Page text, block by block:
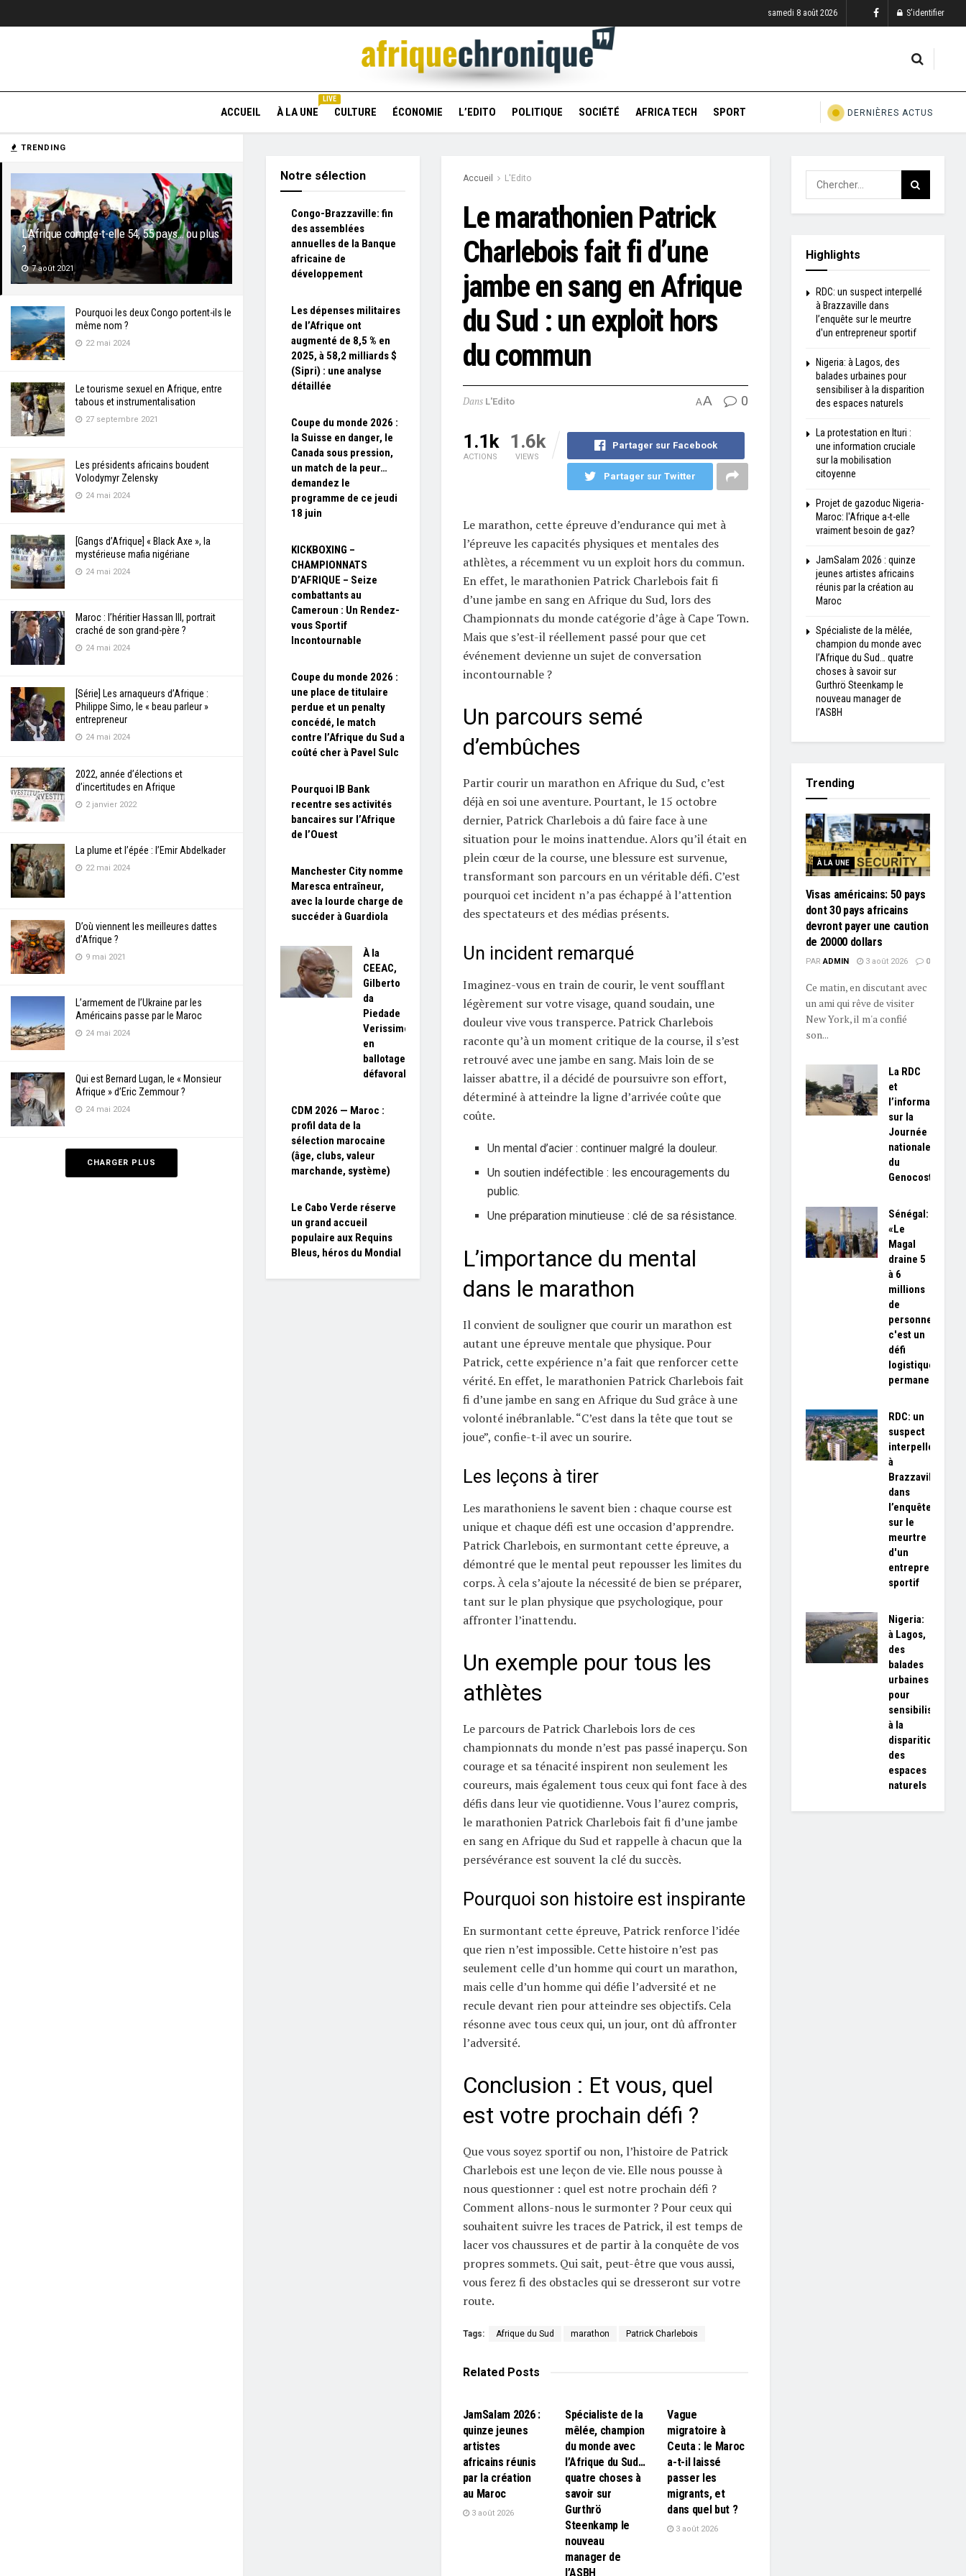
TRENDING
L’Afrique compte-t-elle 54, 55 pays… ou plus
?
7 août 2021
Pourquoi les deux Congo portent-ils le
même nom ?
22 mai 2024
Le tourisme sexuel en Afrique, entre
tabous et instrumentalisation
27 septembre 2021
Les présidents africains boudent
Volodymyr Zelensky
24 mai 2024
[Gangs d’Afrique] « Black Axe », la
mystérieuse mafia nigériane
24 mai 2024
Maroc : l’héritier Hassan III, portrait
craché de son grand-père ?
24 mai 2024
[Série] Les arnaqueurs d’Afrique :
Philippe Simo, le « beau parleur »
entrepreneur
24 mai 2024
2022, année d’élections et
d’incertitudes en Afrique
2 janvier 2022
La plume et l’épée : l’Emir Abdelkader
22 mai 2024
D’où viennent les meilleures dattes
d’Afrique ?
9 mai 2021
L’armement de l’Ukraine par les
Américains passe par le Maroc
24 mai 2024
Qui est Bernard Lugan, le « Monsieur
Afrique » d’Eric Zemmour ?
24 mai 2024
CHARGER PLUS
samedi 8 août 2026 S'identifier
ACCUEIL À LA UNE
LIVE
CULTURE ÉCONOMIE L’EDITO POLITIQUE SOCIÉTÉ AFRICA TECH SPORT DERNIÈRES ACTUS
Accueil L'Edito
Le marathonien Patrick
Charlebois fait fi d’une
jambe en sang en Afrique
du Sud : un exploit hors
du commun
Dans L'Edito AA 0
1.1k
ACTIONS
1.6k
VIEWS
Partager sur Facebook
Partager sur Twitter
Le marathon, cette épreuve d’endurance qui met à
l’épreuve les capacités physiques et mentales des
athlètes, a récemment vu un exploit hors du commun.
En effet, le marathonien Patrick Charlebois fait fi
d’une jambe en sang en Afrique du Sud, lors des
Championnats du monde catégorie d’âge à Cape Town.
Mais que s’est-il réellement passé pour que cet
événement devienne un sujet de conversation
incontournable ?
Un parcours semé
d’embûches
Partir courir un marathon en Afrique du Sud, c’est
déjà en soi une aventure. Pourtant, le 15 octobre
dernier, Patrick Charlebois a dû faire face à une
situation pour le moins inattendue. Alors qu’il était en
plein cœur de la course, une blessure est survenue,
transformant son parcours en un véritable défi. C’est
pourquoi cet incident n’a pas échappé à l’attention
des spectateurs et des médias présents.
Un incident remarqué
Imaginez-vous en train de courir, le vent soufflant
légèrement sur votre visage, quand soudain, une
douleur vive vous transperce. Patrick Charlebois
raconte qu’à un moment critique de la course, il s’est
retrouvé avec une jambe en sang. Mais loin de se
laisser abattre, il a décidé de poursuivre son effort,
déterminé à atteindre la ligne d’arrivée coûte que
coûte.
Un mental d’acier : continuer malgré la douleur.
Un soutien indéfectible : les encouragements du
public.
Une préparation minutieuse : clé de sa résistance.
L’importance du mental
dans le marathon
Il convient de souligner que courir un marathon est
autant une épreuve mentale que physique. Pour
Patrick, cette expérience n’a fait que renforcer cette
vérité. En effet, le marathonien Patrick Charlebois fait
fi d’une jambe en sang en Afrique du Sud grâce à une
volonté inébranlable. “C’est dans la tête que tout se
joue”, confie-t-il avec un sourire.
Les leçons à tirer
Les marathoniens le savent bien : chaque course est
unique et chaque défi est une occasion d’apprendre.
Patrick Charlebois, en surmontant cette épreuve, a
démontré que le mental peut repousser les limites du
corps. À cela s’ajoute la nécessité de bien se préparer,
tant sur le plan physique que psychologique, pour
affronter l’inattendu.
Un exemple pour tous les
athlètes
Le parcours de Patrick Charlebois lors de ces
championnats du monde n’est pas passé inaperçu. Son
courage et sa ténacité inspirent non seulement les
coureurs, mais également tous ceux qui font face à des
défis dans leur vie quotidienne. Vous l’aurez compris,
le marathonien Patrick Charlebois fait fi d’une jambe
en sang en Afrique du Sud et rappelle à chacun que la
persévérance est souvent la clé du succès.
Pourquoi son histoire est inspirante
En surmontant cette épreuve, Patrick renforce l’idée
que rien n’est impossible. Cette histoire n’est pas
seulement celle d’un homme qui court un marathon,
mais celle d’un homme qui défie l’adversité et ne
recule devant rien pour atteindre ses objectifs. Cela
résonne avec tous ceux qui, un jour, ont dû affronter
l’adversité.
Conclusion : Et vous, quel
est votre prochain défi ?
Que vous soyez sportif ou non, l’histoire de Patrick
Charlebois est une leçon de vie. Elle nous pousse à
nous questionner : quel est notre prochain défi ?
Comment allons-nous le surmonter ? Pour ceux qui
souhaitent suivre les traces de Patrick, il est temps de
lacer vos chaussures et de partir à la conquête de vos
propres sommets. Qui sait, peut-être que vous aussi,
vous ferez fi des obstacles qui se dresseront sur votre
route.
Tags: Afrique du Sud marathon Patrick Charlebois
RelatedPosts
JamSalam 2026 :
quinze jeunes
artistes
africains réunis
par la création
au Maroc
3 août 2026
Spécialiste de la
mêlée, champion
du monde avec
l’Afrique du Sud…
quatre choses à
savoir sur
Gurthrö
Steenkamp le
nouveau
manager de
l’ASBH
Vague
migratoire à
Ceuta : le Maroc
a-t-il laissé
passer les
migrants, et
dans quel but ?
3 août 2026
Notre sélection
Congo-Brazzaville: fin
des assemblées
annuelles de la Banque
africaine de
développement
Les dépenses militaires
de l’Afrique ont
augmenté de 8,5 % en
2025, à 58,2 milliards $
(Sipri) : une analyse
détaillée
Coupe du monde 2026 :
la Suisse en danger, le
Canada sous pression,
un match de la peur…
demandez le
programme de ce jeudi
18 juin
KICKBOXING –
CHAMPIONNATS
D’AFRIQUE – Seize
combattants au
Cameroun : Un Rendez-
vous Sportif
Incontournable
Coupe du monde 2026 :
une place de titulaire
perdue et un penalty
concédé, le match
contre l’Afrique du Sud a
coûté cher à Pavel Sulc
Pourquoi IB Bank
recentre ses activités
bancaires sur l’Afrique
de l’Ouest
Manchester City nomme
Maresca entraîneur,
avec la lourde charge de
succéder à Guardiola
À la
CEEAC,
Gilberto
da
Piedade
Verissimo
en
ballotage
défavorable
CDM 2026 — Maroc :
profil data de la
sélection marocaine
(âge, clubs, valeur
marchande, système)
Le Cabo Verde réserve
un grand accueil
populaire aux Requins
Bleus, héros du Mondial
Highlights
RDC: un suspect interpellé
à Brazzaville dans
l’enquête sur le meurtre
d'un entrepreneur sportif
Nigeria: à Lagos, des
balades urbaines pour
sensibiliser à la disparition
des espaces naturels
La protestation en Ituri :
une information cruciale
sur la mobilisation
citoyenne
Projet de gazoduc Nigeria-
Maroc: l'Afrique a-t-elle
vraiment besoin de gaz?
JamSalam 2026 : quinze
jeunes artistes africains
réunis par la création au
Maroc
Spécialiste de la mêlée,
champion du monde avec
l’Afrique du Sud… quatre
choses à savoir sur
Gurthrö Steenkamp le
nouveau manager de
l’ASBH
Trending
À LA UNE
Visas américains: 50 pays
dont 30 pays africains
devront payer une caution
de 20000 dollars
PAR ADMIN 3 août 2026 0
Ce matin, en discutant avec
un ami qui rêve de visiter
New York, il m'a confié
son...
La RDC
et
l’information
sur la
Journée
nationale
du
Genocost
Sénégal:
«Le
Magal
draine 5
à 6
millions
de
personnes,
c'est un
défi
logistique
permanent»
RDC: un
suspect
interpellé
à
Brazzaville
dans
l’enquête
sur le
meurtre
d'un
entrepreneur
sportif
Nigeria:
à Lagos,
des
balades
urbaines
pour
sensibiliser
à la
disparition
des
espaces
naturels